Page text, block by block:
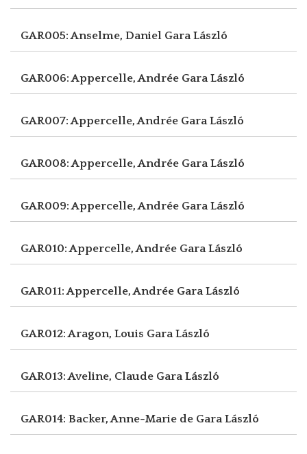
GAR005: Anselme, Daniel Gara László
GAR006: Appercelle, Andrée Gara László
GAR007: Appercelle, Andrée Gara László
GAR008: Appercelle, Andrée Gara László
GAR009: Appercelle, Andrée Gara László
GAR010: Appercelle, Andrée Gara László
GAR011: Appercelle, Andrée Gara László
GAR012: Aragon, Louis Gara László
GAR013: Aveline, Claude Gara László
GAR014: Backer, Anne-Marie de Gara László